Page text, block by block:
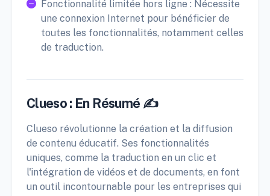
Fonctionnalité limitée hors ligne : Nécessite
une connexion Internet pour bénéficier de
toutes les fonctionnalités, notamment celles
de traduction.
Clueso : En Résumé ✍️
Clueso révolutionne la création et la diffusion
de contenu éducatif. Ses fonctionnalités
uniques, comme la traduction en un clic et
l'intégration de vidéos et de documents, en font
un outil incontournable pour les entreprises qui